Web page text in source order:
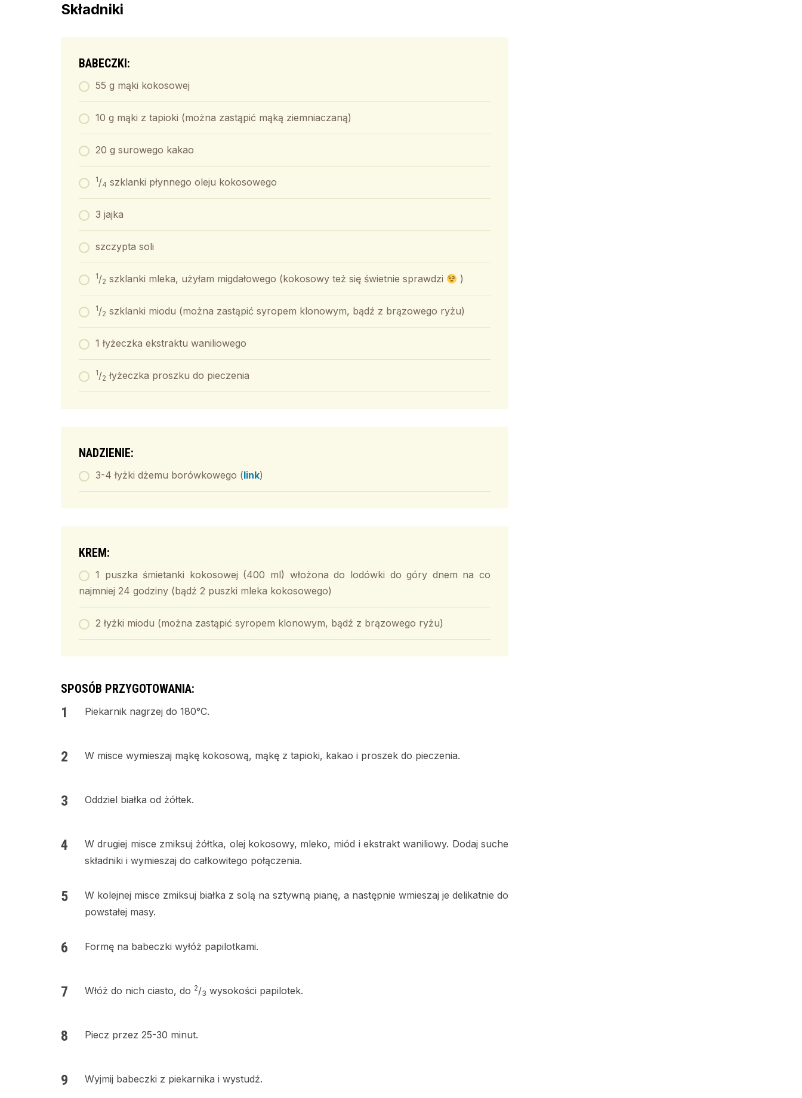
Składniki
BABECZKI:
55 g mąki kokosowej
10 g mąki z tapioki (można zastąpić mąką ziemniaczaną)
20 g surowego kakao
1/4 szklanki płynnego oleju kokosowego
3 jajka
szczypta soli
1/2 szklanki mleka, użyłam migdałowego (kokosowy też się świetnie sprawdzi )
1/2 szklanki miodu (można zastąpić syropem klonowym, bądź z brązowego ryżu)
1 łyżeczka ekstraktu waniliowego
1/2 łyżeczka proszku do pieczenia
NADZIENIE:
3-4 łyżki dżemu borówkowego (link)
KREM:
1 puszka śmietanki kokosowej (400 ml) włożona do lodówki do góry dnem na co
najmniej 24 godziny (bądź 2 puszki mleka kokosowego)
2 łyżki miodu (można zastąpić syropem klonowym, bądź z brązowego ryżu)
SPOSÓB PRZYGOTOWANIA:
Piekarnik nagrzej do 180°C.
W misce wymieszaj mąkę kokosową, mąkę z tapioki, kakao i proszek do pieczenia.
Oddziel białka od żółtek.
W drugiej misce zmiksuj żółtka, olej kokosowy, mleko, miód i ekstrakt waniliowy. Dodaj suche
składniki i wymieszaj do całkowitego połączenia.
W kolejnej misce zmiksuj białka z solą na sztywną pianę, a następnie wmieszaj je delikatnie do
powstałej masy.
Formę na babeczki wyłóż papilotkami.
Włóż do nich ciasto, do 2/3 wysokości papilotek.
Piecz przez 25-30 minut.
Wyjmij babeczki z piekarnika i wystudź.